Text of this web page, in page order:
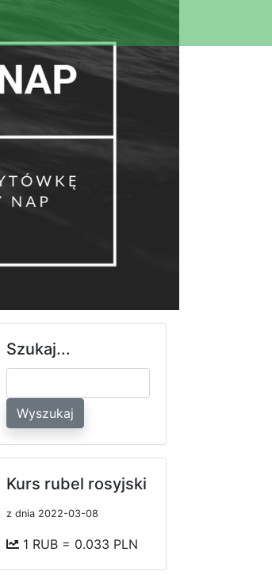
Szukaj...
Wyszukaj
Kurs rubel rosyjski
z dnia 2022-03-08
1 RUB = 0.033 PLN